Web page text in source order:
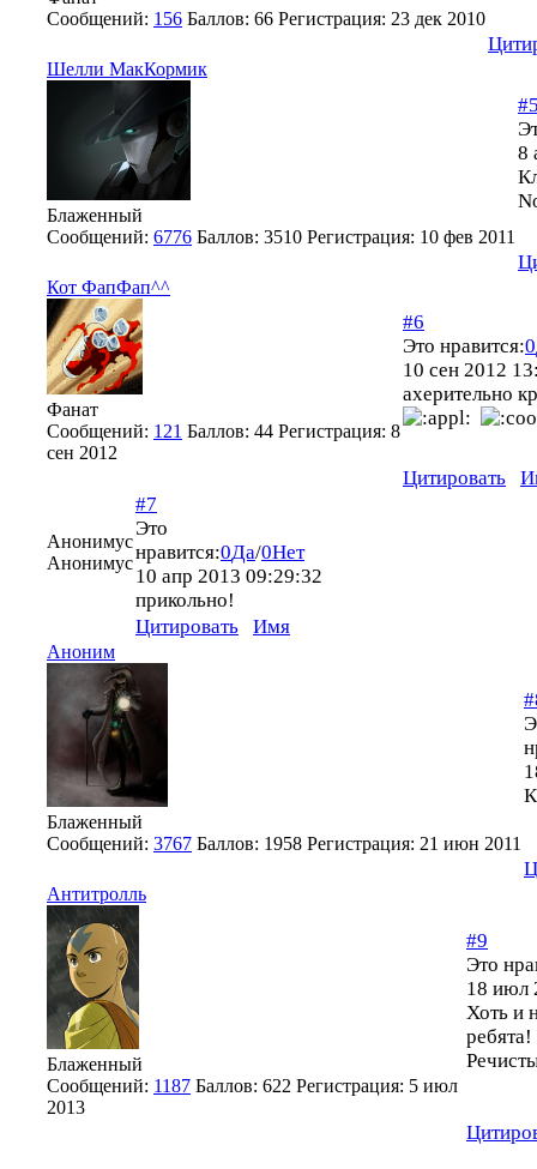
Сообщений: 156 Баллов: 66 Регистрация: 23 дек 2010
Шелли МакКормик
Блаженный
Сообщений: 6776 Баллов: 3510 Регистрация: 10 фев 2011
8
Кот ФапФап^^
Фанат
Сообщений: 121 Баллов: 44 Регистрация: 8
сен 2012
#6
Это нравится:0
10 сен 2012
ахерительно
Цитировать
Анонимус
Анонимус
#7
Это
нравится:0Да/0Нет
10 апр 2013 09:29:32
прикольно!
Цитировать
Имя
Аноним
Блаженный
Сообщений: 3767 Баллов: 1958 Регистрация: 21 июн 2011
Антитролль
Блаженный
Сообщений: 1187 Баллов: 622 Регистрация: 5 июл
2013
#9
Это
18 июл
Хоть и
ребята!